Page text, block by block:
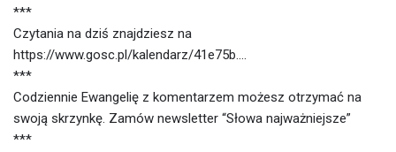
***
Czytania na dziś znajdziesz na
https://www.gosc.pl/kalendarz/41e75b….
***
Codziennie Ewangelię z komentarzem możesz otrzymać na
swoją skrzynkę. Zamów newsletter “Słowa najważniejsze”
***